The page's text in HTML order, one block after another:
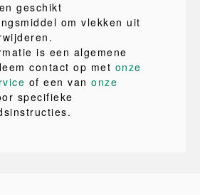
geschikt
om vlekken uit
is een algemene
contact op met onze
of een van onze
specifieke